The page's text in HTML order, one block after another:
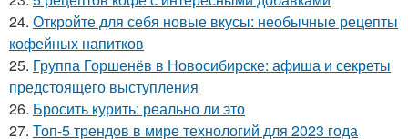
24. Откройте для себя новые вкусы: необычные рецепты
кофейных напитков
25. Группа Горшенёв в Новосибирске: афиша и секреты
предстоящего выступления
26. Бросить курить: реально ли это
27. Топ-5 трендов в мире технологий для 2023 года